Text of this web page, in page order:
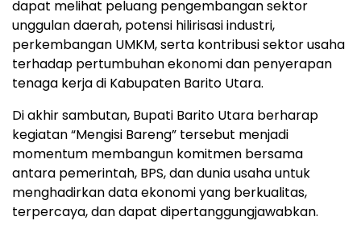
dapat melihat peluang pengembangan sektor
unggulan daerah, potensi hilirisasi industri,
perkembangan UMKM, serta kontribusi sektor usaha
terhadap pertumbuhan ekonomi dan penyerapan
tenaga kerja di Kabupaten Barito Utara.
Di akhir sambutan, Bupati Barito Utara berharap
kegiatan “Mengisi Bareng” tersebut menjadi
momentum membangun komitmen bersama
antara pemerintah, BPS, dan dunia usaha untuk
menghadirkan data ekonomi yang berkualitas,
terpercaya, dan dapat dipertanggungjawabkan.